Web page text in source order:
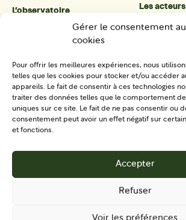
Gérer le consentement
cookies
Pour offrir les meilleures expériences, nous
telles que les cookies pour stocker et/ou accéder
appareils. Le fait de consentir à ces technologies
traiter des données telles que le comportement de
uniques sur ce site. Le fait de ne pas consentir ou
consentement peut avoir un effet négatif sur
et fonctions.
Accepter
Refuser
Voir les préférences
L’observatoire
Présentation de l’observatoire
La boîte à outils
Présentation
Tous les outils
Proposer un outil
Les acteurs
Tous les
CONTACT
S'IMPLIQUER